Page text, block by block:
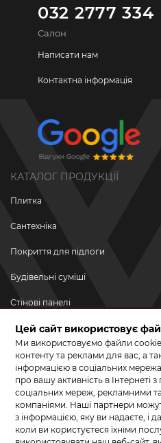
032 2777 334
Салон
Написати нам
Контактна інформація
КАТАЛОГ ПРОДУКЦІЇ
Плитка
Сантехніка
Покриття для підлоги
Будівельні суміші
Стінові панелі
Новинки
Акційні товари
Акції/Знижки
ПРИЄДНУЙТЕСЬ ДО
Цей сайт використовує
Ми використовуємо файли cookie
контенту та реклами для вас, а
інформацією в соціальних
про вашу активність в Інтернеті
соціальних мереж, рекламними
компаніями. Наші партнери
з інформацією, яку ви надаєте, і
коли ви користуєтеся їхніми